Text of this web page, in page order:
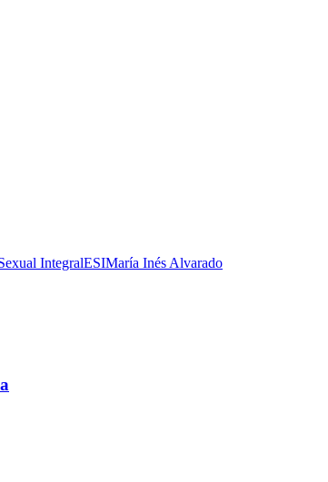
IntegralESIMaría Inés Alvarado